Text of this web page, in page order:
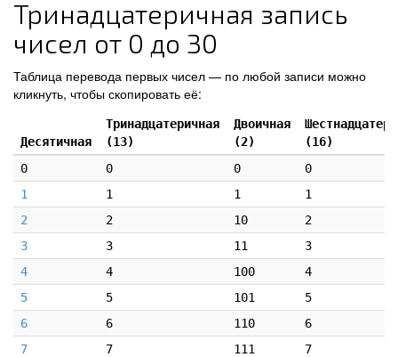
Тринадцатеричная запись
чисел от 0 до 30
Таблица перевода первых чисел — по любой записи можно
кликнуть, чтобы скопировать её:
Десятичная
Тринадцатеричная
(13)
Двоичная
(2)
(16)
0
0 0
0
1
1 1
1
2
2 10
2
3
3 11
3
4
4 100
4
5
5 101
5
6
6 110
6
7
7 111
7